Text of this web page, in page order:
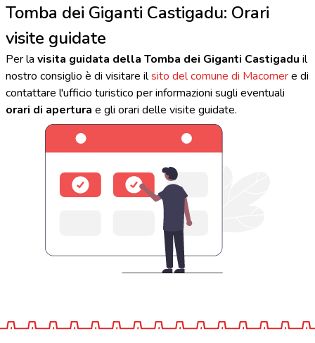
Tomba dei Giganti Castigadu: Orari
visite guidate
Per la visita guidata della Tomba dei Giganti Castigadu il
nostro consiglio è di visitare ilsito del comune di Macomere di
contattare l'ufficio turistico per informazioni sugli eventuali
orari di apertura e gli orari delle visite guidate.